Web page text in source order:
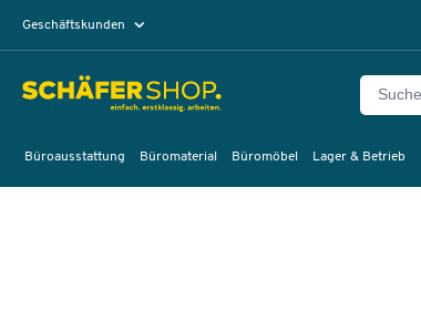
Geschäftskunden
Büroausstattung Büromaterial Büromöbel Lager & Betrieb